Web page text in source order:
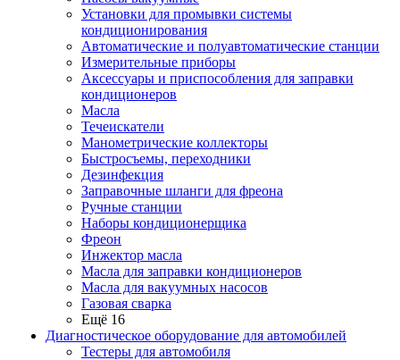
Установки для промывки системы
кондиционирования
Автоматические и полуавтоматические станции
Измерительные приборы
Аксессуары и приспособления для заправки
кондиционеров
Масла
Течеискатели
Манометрические коллекторы
Быстросъемы, переходники
Дезинфекция
Заправочные шланги для фреона
Ручные станции
Наборы кондиционерщика
Фреон
Инжектор масла
Масла для заправки кондиционеров
Масла для вакуумных насосов
Газовая сварка
Ещё 16
Диагностическое оборудование для автомобилей
Тестеры для автомобиля